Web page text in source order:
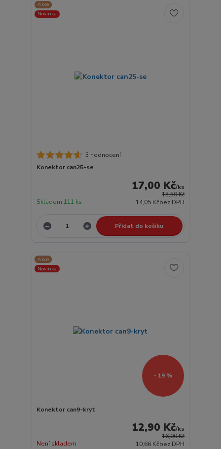
Akce
Novinka
3 hodnocení
Konektor can25-se
15,50 Kč
17,00 Kč/ks
14,05 Kčbez DPH
Skladem 111 ks
Přidat do košíku
Akce
Novinka
- 19 %
Konektor can9-kryt
16,00 Kč
12,90 Kč/ks
10,66 Kčbez DPH
Není skladem